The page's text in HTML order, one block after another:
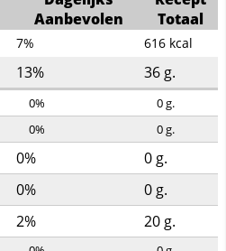
Aanbevolen
Totaal
7% 616 kcal
13% 36 g.
0% 0g.
0% 0g.
0% 0 g.
0% 0 g.
2% 20 g.